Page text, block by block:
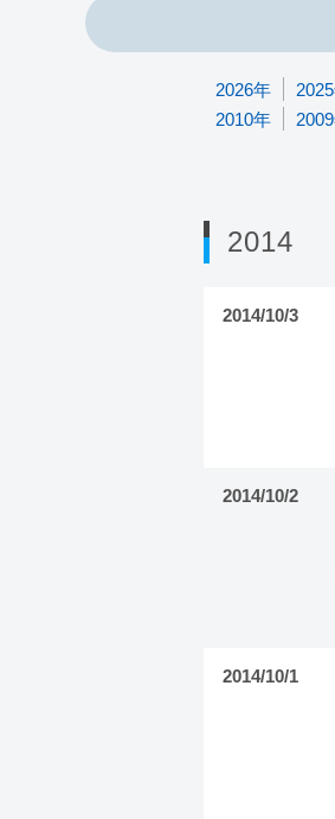
2014
2014/10/3
2014/10/2
2014/10/1